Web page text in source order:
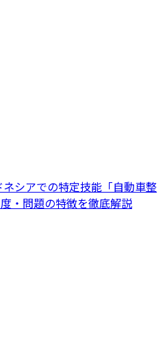
ネシアでの特定技能「自動車整
・問題の特徴を徹底解説